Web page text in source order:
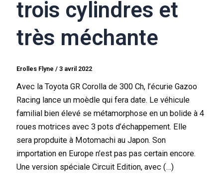
trois cylindres et
très méchante
Erolles Flyne/3 avril 2022
Avec la Toyota GR Corolla de 300 Ch, l’écurie Gazoo
Racing lance un moèdle qui fera date. Le véhicule
familial bien élevé se métamorphose en un bolide à 4
roues motrices avec 3 pots d’échappement. Elle
sera propduite à Motomachi au Japon. Son
importation en Europe n’est pas pas certain encore.
Une version spéciale Circuit Edition, avec (…)